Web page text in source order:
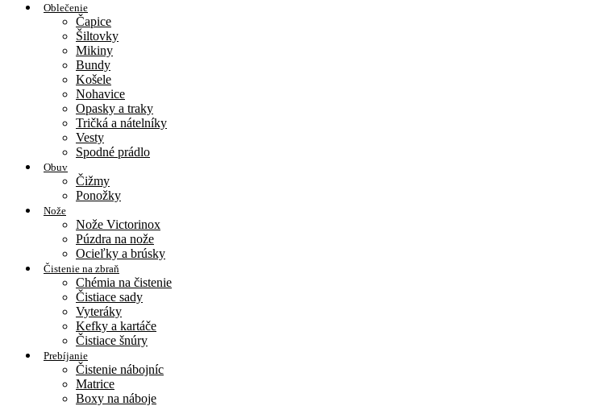
Oblečenie
Čapice
Šiltovky
Mikiny
Bundy
Košele
Nohavice
Opasky a traky
Tričká a nátelníky
Vesty
Spodné prádlo
Obuv
Čižmy
Ponožky
Nože
Nože Victorinox
Púzdra na nože
Ocieľky a brúsky
Čistenie na zbraň
Chémia na čistenie
Čistiace sady
Vyteráky
Kefky a kartáče
Čistiace šnúry
Prebíjanie
Čistenie nábojníc
Matrice
Boxy na náboje